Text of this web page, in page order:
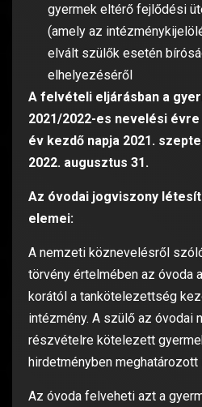
gyermek eltérő fejlődési
(amely az
elvált szülők esetén
elhelyezéséről
A felvételi eljárásban a
2021/2022-es nevelési
év kezdő napja 2021.
2022. augusztus 31.
Az óvodai jogviszony
elemei:
A nemzeti köznevelésről
törvény értelmében az óvoda
korától a tankötelezettség
intézmény. A szülő az óvodai
részvételre kötelezett
hirdetményben meghatározott
Az óvoda felveheti azt a